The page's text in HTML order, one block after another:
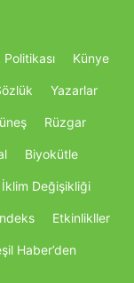
Politikası Künye
Yazarlar
Rüzgar
Biyokütle
İklim Değişikliği
Etkinlikller
Haber’den